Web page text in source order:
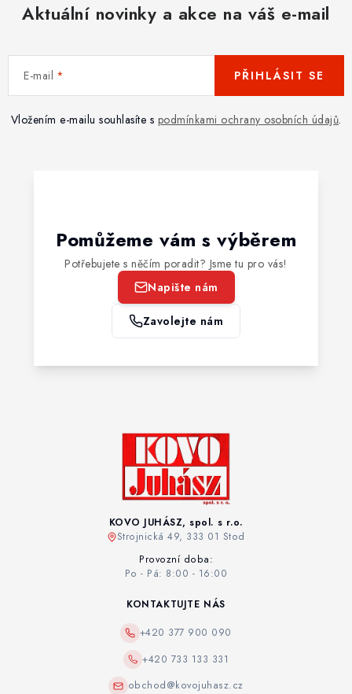
Aktuální novinky a akce na váš e-mail
E-mail
Vložením e-mailu souhlasíte s podmínkami ochrany osobních údajů.
PŘIHLÁSIT SE
Pomůžeme vám s výběrem
Potřebujete s něčím poradit? Jsme tu pro vás!
Napište nám
Zavolejte nám
KOVO JUHÁSZ, spol. s r.o.
Strojnická 49, 333 01 Stod
Provozní doba:
Po - Pá: 8:00 - 16:00
KONTAKTUJTE NÁS
+420 377 900 090
+420 733 133 331
obchod@kovojuhasz.cz